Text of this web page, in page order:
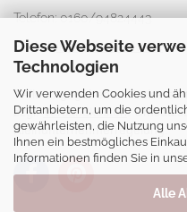
Diese Webseite
Technologien
Wir verwenden Cookies und
Drittanbietern, um die
gewährleisten, die Nutzung
Ihnen ein bestmögliches
Informationen finden Sie in
Alle
Telefon: 0160/94824443
E-Mail:info@nice-deko.de
*Alle angegebenen Preise
zzgl. Versandkosten.
Kleinunternehmerregelung.